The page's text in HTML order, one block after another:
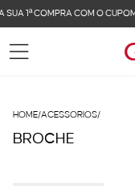
FRETE
HOME/ACESSORIOS/
BROCHE